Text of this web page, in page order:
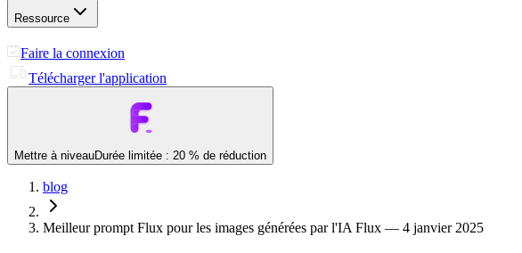
Ressource
Faire la connexion
Télécharger l'application
Mettre à niveauDurée limitée : 20 % de réduction
blog
Meilleur prompt Flux pour les images générées par l'IA Flux — 4 janvier 2025